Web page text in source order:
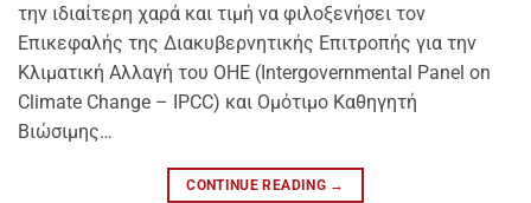
την ιδιαίτερη χαρά και τιμή να φιλοξενήσει τον
Επικεφαλής της Διακυβερνητικής Επιτροπής για την
Κλιματική Αλλαγή του ΟΗΕ (Intergovernmental Panel on
Climate Change – IPCC) και Ομότιμο Καθηγητή
Βιώσιμης…
CONTINUE READING →